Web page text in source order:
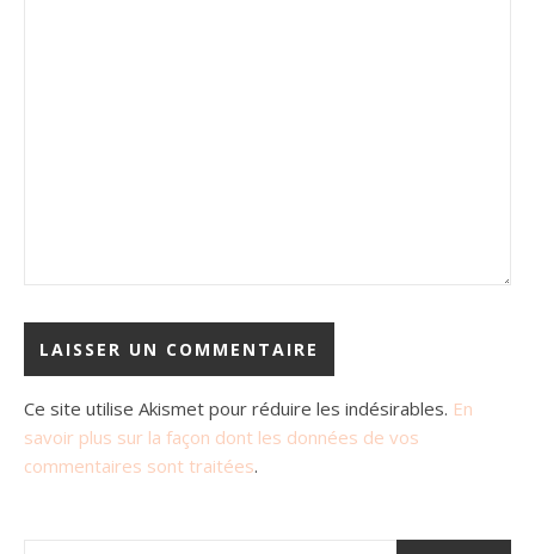
Ce site utilise Akismet pour réduire les indésirables. En
savoir plus sur la façon dont les données de vos
commentaires sont traitées.